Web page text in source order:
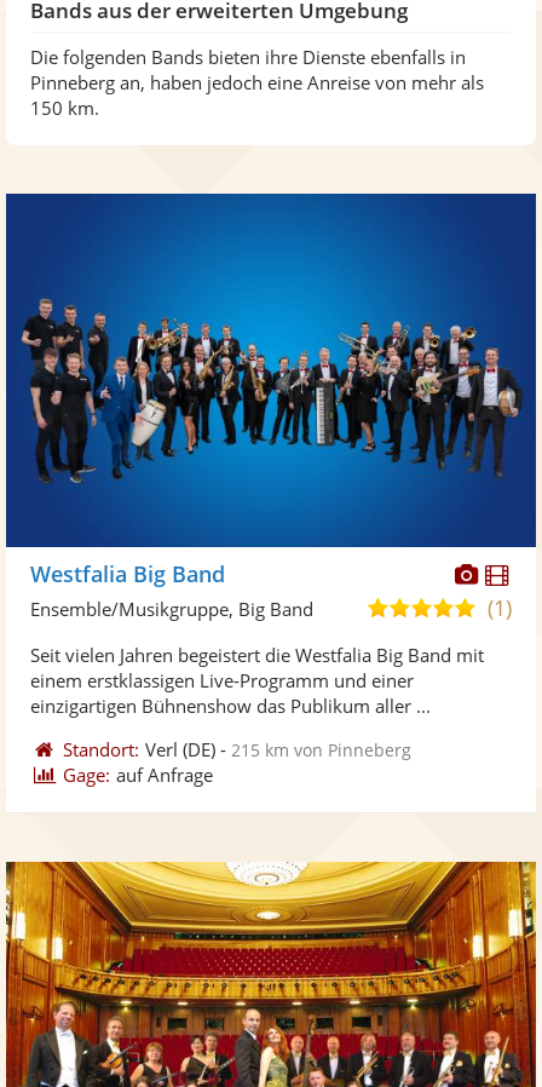
Bands aus der erweiterten Umgebung
Die folgenden Bands bieten ihre Dienste ebenfalls in
Pinneberg an, haben jedoch eine Anreise von mehr als
150 km.
Fotos
Westfalia Big Band
5,0
5
(1)
Ensemble/Musikgruppe, Big Band
Seit vielen Jahren begeistert die Westfalia Big Band mit
einem erstklassigen Live-Programm und einer
einzigartigen Bühnenshow das Publikum aller ...
Standort: Verl (DE) - 215 km von Pinneberg
Gage: auf Anfrage